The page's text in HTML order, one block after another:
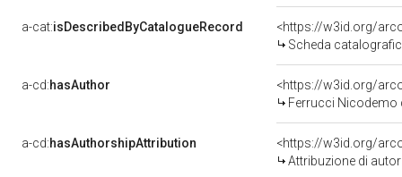
a-cat:isDescribedByCatalogueRecord
<https://w3id.org/
Scheda
a-cd:hasAuthor
<https://w3id.org/
Ferrucci Nicodemo
a-cd:hasAuthorshipAttribution
<https://w3id.org/
Attribuzione di